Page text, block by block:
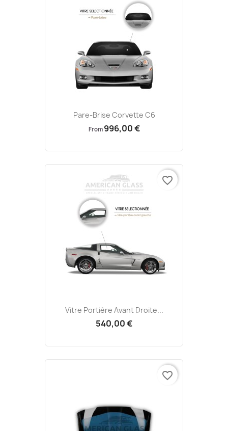
Pare-Brise Corvette C6
From 996,00 €
Vitre Portière Avant Droite...
540,00 €
favorite_border
favorite_border